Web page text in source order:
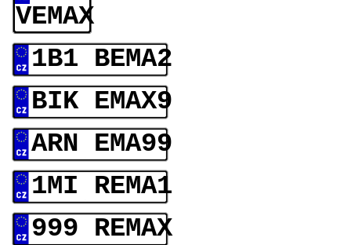
VEMAX
1B1 BEMA2
BIK EMAX9
ARN EMA99
1MI REMA1
999 REMAX